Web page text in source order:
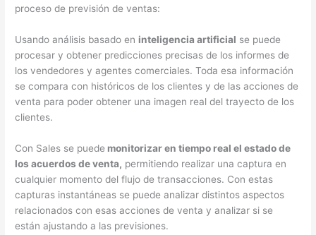
proceso de previsión de ventas:
Usando análisis basado en inteligencia artificial se puede
procesar y obtener predicciones precisas de los informes de
los vendedores y agentes comerciales. Toda esa información
se compara con históricos de los clientes y de las acciones de
venta para poder obtener una imagen real del trayecto de los
clientes.
Con Sales se puede monitorizar en tiempo real el estado de
los acuerdos de venta, permitiendo realizar una captura en
cualquier momento del flujo de transacciones. Con estas
capturas instantáneas se puede analizar distintos aspectos
relacionados con esas acciones de venta y analizar si se
están ajustando a las previsiones.